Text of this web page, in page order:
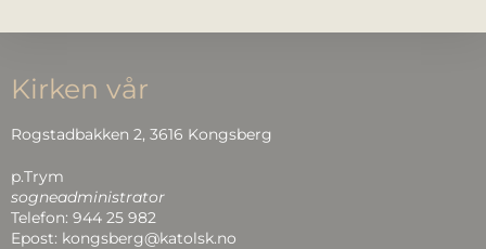
Kirken vår
Rogstadbakken 2, 3616 Kongsberg
p.Trym
sogneadministrator
Telefon: 944 25 982
Epost: kongsberg@katolsk.no